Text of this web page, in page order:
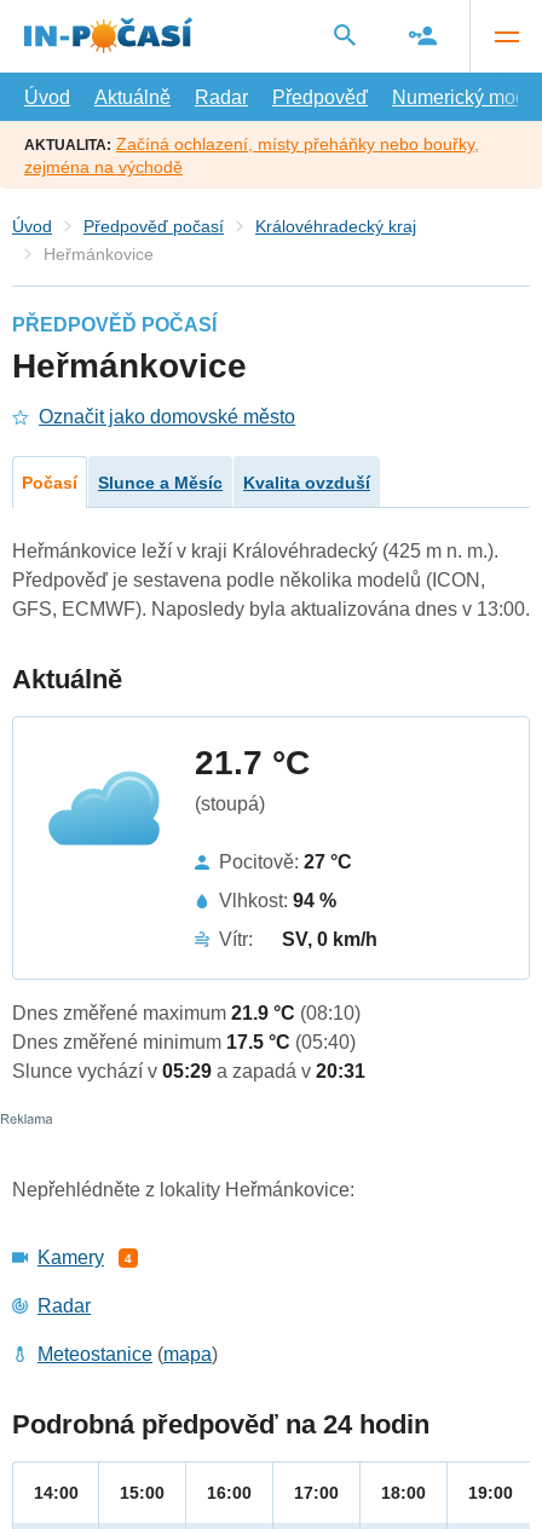
hlavní
Úvod
Aktuálně Radar Předpověď Numerický model
AKTUALITA: Začíná ochlazení, místy přeháňky nebo bouřky,
zejména na východě
Úvod Předpověď počasí
Královéhradecký kraj
Heřmánkovice
PŘEDPOVĚĎ POČASÍ
Heřmánkovice
Označit jako domovské město
Počasí Slunce a Měsíc Kvalita ovzduší
Heřmánkovice leží v kraji Královéhradecký (425 m n. m.).
Předpověď je sestavena podle několika modelů (ICON,
GFS, ECMWF). Naposledy byla aktualizována dnes v 13:00.
Aktuálně
21.7 °C
(stoupá)
Pocitově: 27 °C
Vlhkost: 94 %
Vítr:
SV, 0 km/h
Dnes změřené maximum 21.9 °C (08:10)
Dnes změřené minimum 17.5 °C (05:40)
Slunce vychází v 05:29 a zapadá v 20:31
Nepřehlédněte z lokality Heřmánkovice:
Kamery 4
Radar
Meteostanice (mapa)
Podrobná předpověď na 24 hodin
14:00 15:00 16:00 17:00 18:00 19:00